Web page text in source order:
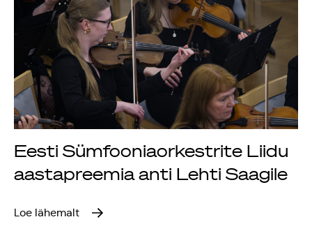
Tantsuetendus
"Loodud jääma"
Gaudeamus 65.
aastapäev
Rahvusülikool 100
Emakeelne ülikool
tähistas sünnipäeva
Eesti Sümfooniaorkestrite Liidu
aastapreemia anti Lehti Saagile
Loe lähemalt